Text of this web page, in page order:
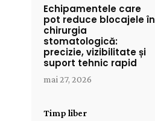
Echipamentele care
pot reduce blocajele în
chirurgia
stomatologică:
precizie, vizibilitate și
suport tehnic rapid
mai 27, 2026
Timp liber